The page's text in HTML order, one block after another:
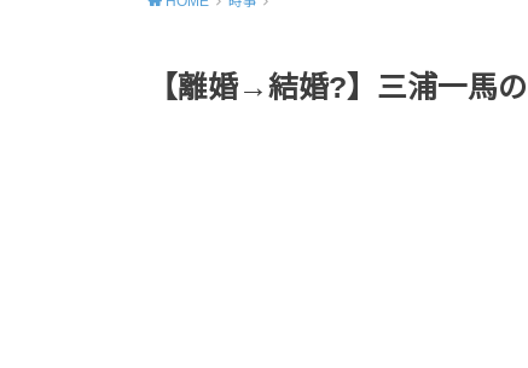
【離婚→結婚?】三浦一馬